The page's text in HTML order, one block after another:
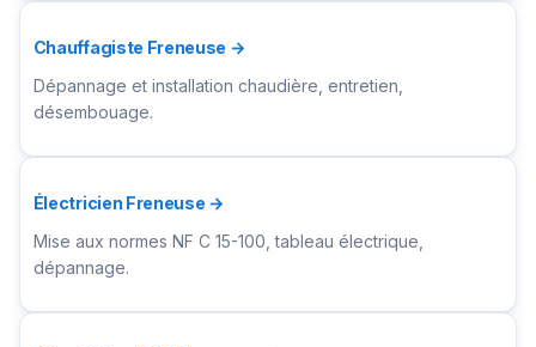
Chauffagiste Freneuse →
Dépannage et installation chaudière, entretien,
désembouage.
Électricien Freneuse →
Mise aux normes NF C 15-100, tableau électrique,
dépannage.